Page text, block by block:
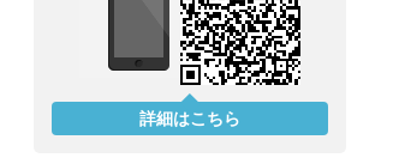
詳細はこちら